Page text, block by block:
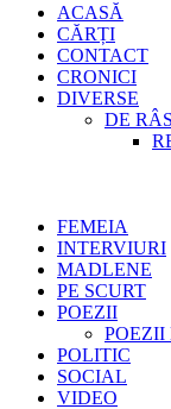
Primary
Menu
ACASĂ
CĂRȚI
CONTACT
CRONICI
DIVERSE
DE RÂS
FEMEIA
INTERVIURI
MADLENE
PE SCURT
POEZII
POEZII
POLITIC
SOCIAL
VIDEO